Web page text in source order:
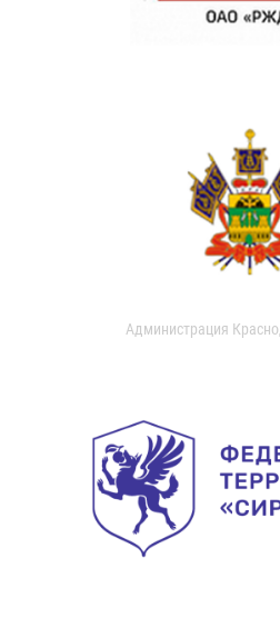
Администрация